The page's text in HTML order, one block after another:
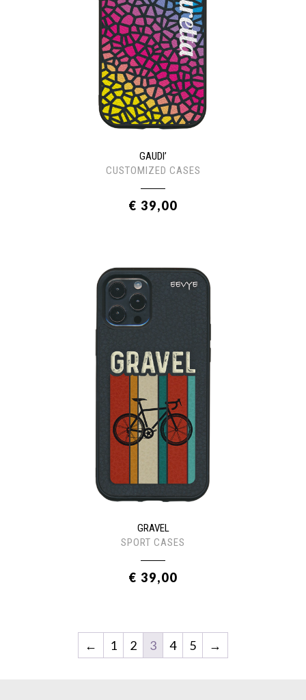
GAUDI’
CUSTOMIZED CASES
€ 39,00
GRAVEL
SPORT CASES
€ 39,00
← 1 2 3 4 5 →